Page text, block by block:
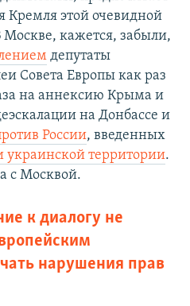
Кремля этой очевидной
Москве, кажется, забыли,
депутаты
Совета Европы как раз
на аннексию Крыма и
на Донбассе и
России, введенных
украинской территории.
с Москвой.
к диалогу не
нарушения прав